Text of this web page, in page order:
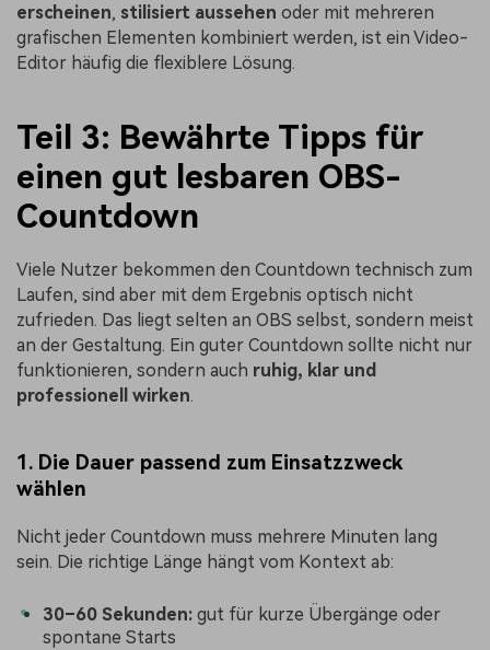
erscheinen, stilisiert aussehen oder mit mehreren
grafischen Elementen kombiniert werden, ist ein Video-
Editor häufig die flexiblere Lösung.
Teil 3: Bewährte Tipps für
einen gut lesbaren OBS-
Countdown
Viele Nutzer bekommen den Countdown technisch zum
Laufen, sind aber mit dem Ergebnis optisch nicht
zufrieden. Das liegt selten an OBS selbst, sondern meist
an der Gestaltung. Ein guter Countdown sollte nicht nur
funktionieren, sondern auch ruhig, klar und
professionell wirken.
1. Die Dauer passend zum Einsatzzweck
wählen
Nicht jeder Countdown muss mehrere Minuten lang
sein. Die richtige Länge hängt vom Kontext ab:
30–60 Sekunden: gut für kurze Übergänge oder
spontane Starts